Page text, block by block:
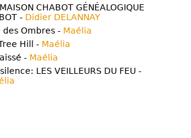
CHABOT GÉNÉALOGIQUE
- Didier DELANNAY
des Ombres - Maélia
Hill - Maélia
- Maélia
LES VEILLEURS DU FEU -